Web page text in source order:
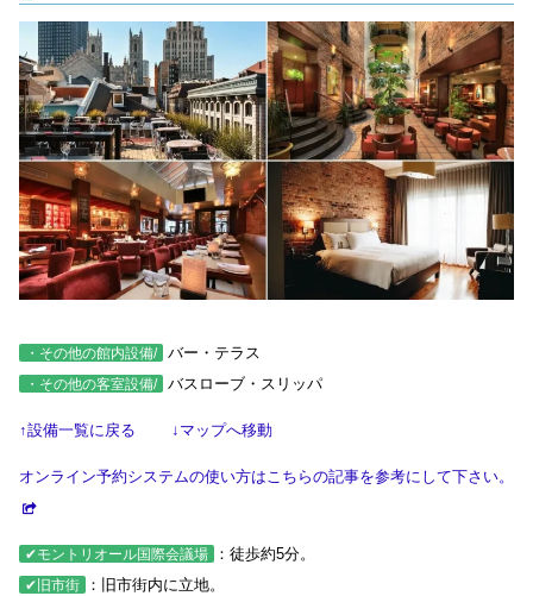
・その他の館内設備/ バー・テラス
・その他の客室設備/ バスローブ・スリッパ
↑設備一覧に戻る ↓マップへ移動
オンライン予約システムの使い方はこちらの記事を参考にして下さい。
✔モントリオール国際会議場 ：徒歩約5分。
✔旧市街 ：旧市街内に立地。